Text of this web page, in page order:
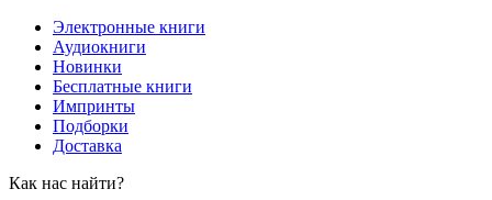
Электронные книги
Аудиокниги
Новинки
Бесплатные книги
Импринты
Подборки
Доставка
Как нас найти?